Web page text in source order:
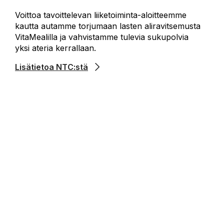
Voittoa tavoittelevan liiketoiminta-aloitteemme
kautta autamme torjumaan lasten aliravitsemusta
VitaMealilla ja vahvistamme tulevia sukupolvia
yksi ateria kerrallaan.
Lisätietoa NTC:stä